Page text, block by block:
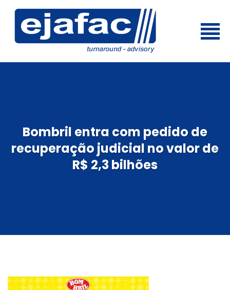
Bombril entra com pedido de
recuperação judicial no valor de
R$ 2,3 bilhões